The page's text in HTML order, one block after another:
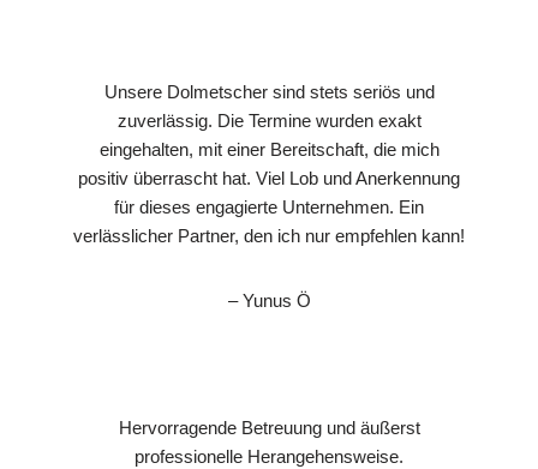
Unsere Dolmetscher sind stets seriös und
zuverlässig. Die Termine wurden exakt
eingehalten, mit einer Bereitschaft, die mich
positiv überrascht hat. Viel Lob und Anerkennung
für dieses engagierte Unternehmen. Ein
verlässlicher Partner, den ich nur empfehlen kann!
– Yunus Ö
Hervorragende Betreuung und äußerst
professionelle Herangehensweise.